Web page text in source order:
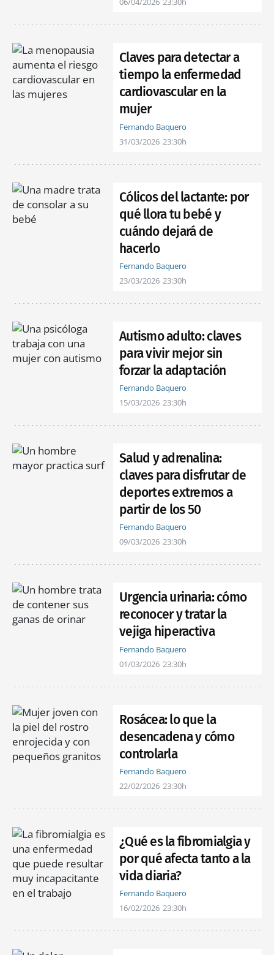
Claves para detectar a
tiempo la enfermedad
cardiovascular en la
mujer
Fernando Baquero
31/03/2026 23:30h
Cólicos del lactante: por
qué llora tu bebé y
cuándo dejará de
hacerlo
Fernando Baquero
23/03/2026 23:30h
Autismo adulto: claves
para vivir mejor sin
forzar la adaptación
Fernando Baquero
15/03/2026 23:30h
Salud y adrenalina:
claves para disfrutar de
deportes extremos a
partir de los 50
Fernando Baquero
09/03/2026 23:30h
Urgencia urinaria: cómo
reconocer y tratar la
vejiga hiperactiva
Fernando Baquero
01/03/2026 23:30h
Rosácea: lo que la
desencadena y cómo
controlarla
Fernando Baquero
22/02/2026 23:30h
¿Qué es la fibromialgia y
por qué afecta tanto a la
vida diaria?
Fernando Baquero
16/02/2026 23:30h